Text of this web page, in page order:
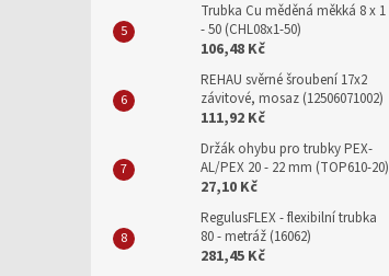
Trubka Cu měděná měkká 8 x 1
- 50 (CHL08x1-50)
106,48 Kč
REHAU svěrné šroubení 17x2
závitové, mosaz (12506071002)
111,92 Kč
Držák ohybu pro trubky PEX-
AL/PEX 20 - 22 mm (TOP610-20)
27,10 Kč
RegulusFLEX - flexibilní trubka
80 - metráž (16062)
281,45 Kč